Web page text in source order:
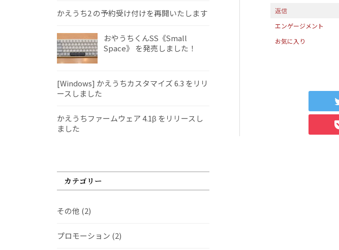
返信
エンゲージメント
お気に入り
かえうち2 の予約受け付けを再開いたします
おやうちくんSS《Small
Space》 を発売しました！
[Windows] かえうちカスタマイズ 6.3 をリリ
ースしました
かえうちファームウェア 4.1β をリリースし
ました
カテゴリー
その他 (2)
プロモーション (2)